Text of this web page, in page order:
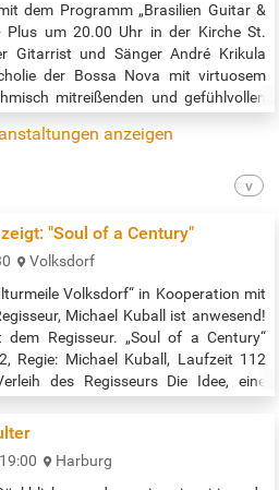
dem Programm „Brasilien Guitar &
Plus um 20.00 Uhr in der Kirche St.
Gitarrist und Sänger André Krikula
der Bossa Nova mit virtuosem
mitreißenden und gefühlvollen
der in Hamburg und Rio de Janeiro
anzeigen
"Soul of a Century"
Volksdorf
Volksdorf“ in Kooperation mit
Michael Kuball ist anwesend!
Regisseur. „Soul of a Century“
Regie: Michael Kuball, Laufzeit 112
des Regisseurs Die Idee, eine
von 39 Hobby-Filmern…
19:00
Harburg